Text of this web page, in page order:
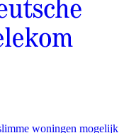
woningen mogelijk